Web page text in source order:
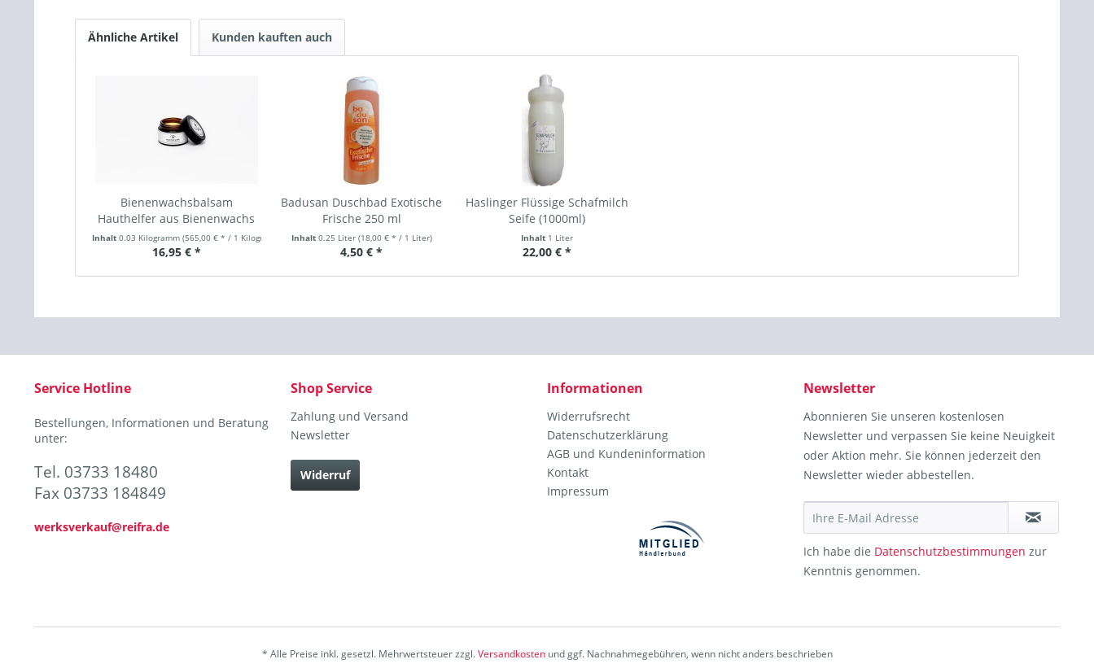
Ähnliche Artikel Kunden kauften auch
Bienenwachsbalsam
Hauthelfer aus Bienenwachs
30 g
Inhalt 0.03 Kilogramm (565,00 € * / 1 Kilogramm)
16,95 € *
Badusan Duschbad Exotische
Frische 250 ml
Inhalt 0.25 Liter (18,00 € * / 1 Liter)
4,50 € *
Haslinger Flüssige Schafmilch
Seife (1000ml)
Inhalt 1 Liter
22,00 € *
Service Hotline
Bestellungen, Informationen und Beratung
unter:
Tel. 03733 18480
Fax 03733 184849
werksverkauf@reifra.de
Shop Service
Zahlung und Versand
Newsletter
Widerruf
Informationen
Widerrufsrecht
Datenschutzerklärung
AGB und Kundeninformation
Kontakt
Impressum
Newsletter
Abonnieren Sie unseren kostenlosen
Newsletter und verpassen Sie keine Neuigkeit
oder Aktion mehr. Sie können jederzeit den
Newsletter wieder abbestellen.
Ich habe die Datenschutzbestimmungen zur
Kenntnis genommen.
* Alle Preise inkl. gesetzl. Mehrwertsteuer zzgl.Versandkostenund ggf. Nachnahmegebühren, wenn nicht anders beschrieben